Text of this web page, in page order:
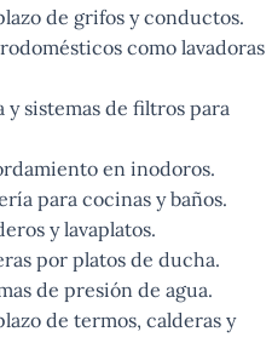
de grifos y conductos.
como lavadoras
y sistemas de filtros para
en inodoros.
para cocinas y baños.
y lavaplatos.
por platos de ducha.
de presión de agua.
de termos, calderas y